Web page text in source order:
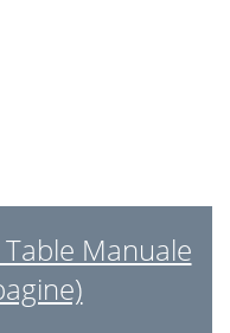
Manuale